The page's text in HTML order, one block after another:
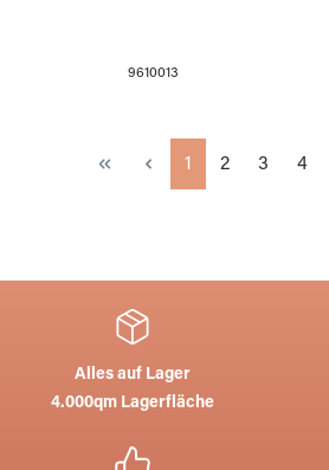
9610013
Seite
1 Seite
2 Seite
3 Seite
4
Alles auf Lager
4.000qm Lagerfläche